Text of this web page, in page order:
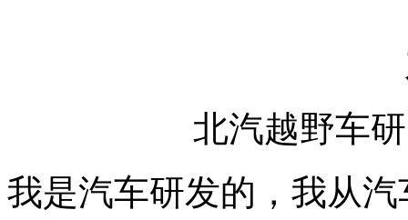
北汽越野车
我是汽车研发的，我从